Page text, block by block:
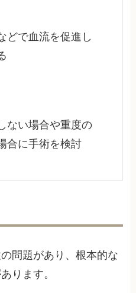
どで血流を促進し
ない場合や重度の
合に手術を検討
問題があり、根本的な
ります。